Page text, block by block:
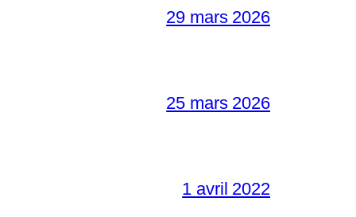
29 mars 2026
25 mars 2026
1 avril 2022